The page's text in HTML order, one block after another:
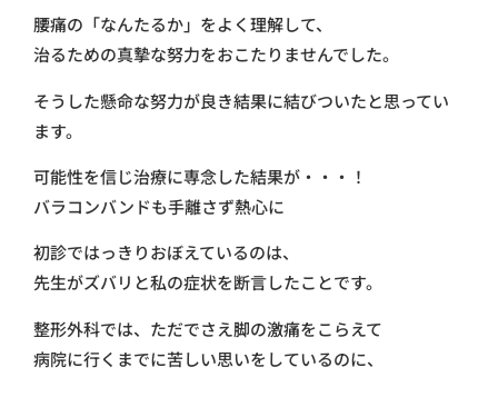
腰痛の「なんたるか」をよく理解して、
治るための真摯な努力をおこたりませんでした。
そうした懸命な努力が良き結果に結びついたと思ってい
ます。
可能性を信じ治療に専念した結果が・・・！
バラコンバンドも手離さず熱心に
初診ではっきりおぼえているのは、
先生がズバリと私の症状を断言したことです。
整形外科では、ただでさえ脚の激痛をこらえて
病院に行くまでに苦しい思いをしているのに、